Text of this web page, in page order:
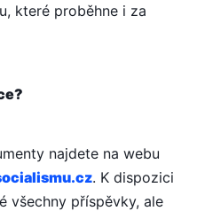
které proběhne i za
najdete na webu
. K dispozici
všechny příspěvky, ale